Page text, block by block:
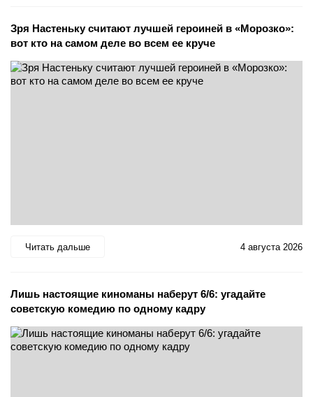
Зря Настеньку считают лучшей героиней в «Морозко»:
вот кто на самом деле во всем ее круче
Читать дальше 4 августа 2026
Лишь настоящие киноманы наберут 6/6: угадайте
советскую комедию по одному кадру